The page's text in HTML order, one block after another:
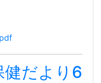
だより6